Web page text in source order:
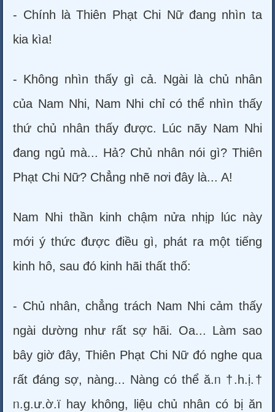
- Chính là Thiên Phạt Chi Nữ đang nhìn ta
kia kìa!
- Không nhìn thấy gì cả. Ngài là chủ nhân
của Nam Nhi, Nam Nhi chỉ có thể nhìn thấy
thứ chủ nhân thấy được. Lúc nãy Nam Nhi
đang ngủ mà... Hả? Chủ nhân nói gì? Thiên
Phạt Chi Nữ? Chẳng nhẽ nơi đây là... A!
Nam Nhi thần kinh chậm nửa nhịp lúc này
mới ý thức được điều gì, phát ra một tiếng
kinh hô, sau đó kinh hãi thất thố:
- Chủ nhân, chẳng trách Nam Nhi cảm thấy
ngài dường như rất sợ hãi. Oa... Làm sao
bây giờ đây, Thiên Phạt Chi Nữ đó nghe qua
rất đáng sợ, nàng... Nàng có thể ă.ᥒ †.h.ị.†
ᥒ.g.ư.ờ.ï hay không, liệu chủ nhân có bị ăn